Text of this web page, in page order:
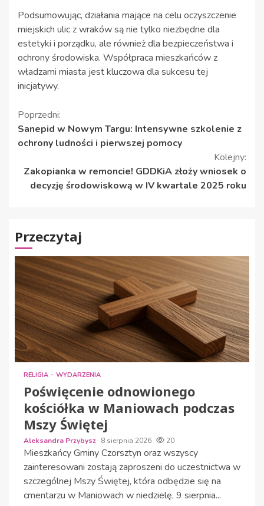
Podsumowując, działania mające na celu oczyszczenie
miejskich ulic z wraków są nie tylko niezbędne dla
estetyki i porządku, ale również dla bezpieczeństwa i
ochrony środowiska. Współpraca mieszkańców z
władzami miasta jest kluczowa dla sukcesu tej
inicjatywy.
Kontynuuj
czytanie
Poprzedni:
Sanepid w Nowym Targu: Intensywne szkolenie z
ochrony ludności i pierwszej pomocy
Kolejny:
Zakopianka w remoncie! GDDKiA złoży wniosek o
decyzję środowiskową w IV kwartale 2025 roku
Przeczytaj
RELIGIA WYDARZENIA
Poświęcenie odnowionego
kościółka w Maniowach podczas
Mszy Świętej
Aleksandra Przybysz 8 sierpnia 2026 20
Mieszkańcy Gminy Czorsztyn oraz wszyscy
zainteresowani zostają zaproszeni do uczestnictwa w
szczególnej Mszy Świętej, która odbędzie się na
cmentarzu w Maniowach w niedzielę, 9 sierpnia...